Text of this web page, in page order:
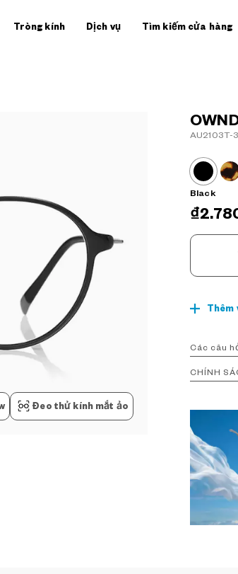
Tròng kính Dịch vụ Tìm kiếm cửa hàng
Đeo thử kính mắt ảo
AU2103T-
Black
Thêm
Các câu
CHÍNH